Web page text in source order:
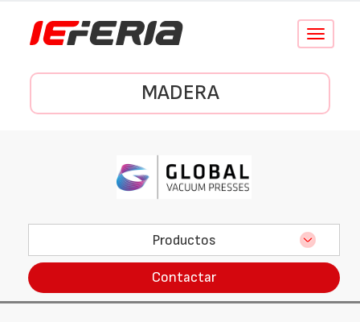
Conmutar
MADERA
Productos
Contactar